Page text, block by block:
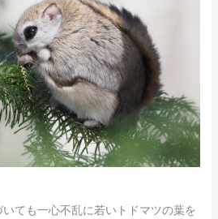
ても一心不乱に若いトドマツの葉を